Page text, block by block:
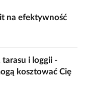
na efektywność
i loggii -
kosztować Cię